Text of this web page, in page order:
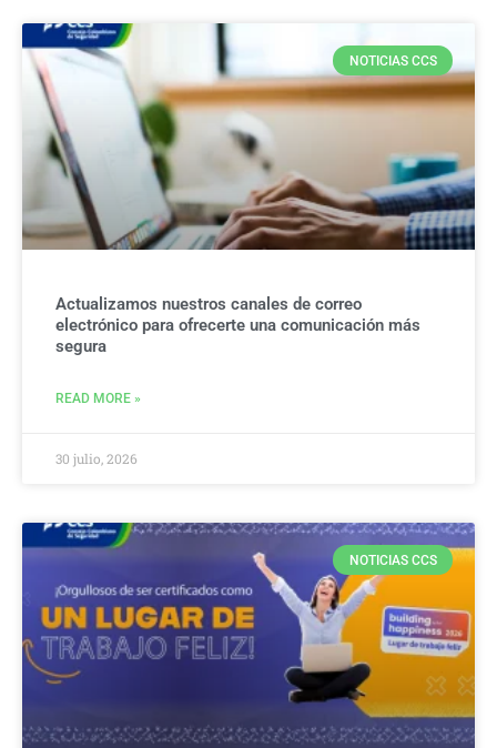
NOTICIAS CCS
Actualizamos nuestros canales de correo
electrónico para ofrecerte una comunicación más
segura
READ MORE »
30 julio, 2026
NOTICIAS CCS